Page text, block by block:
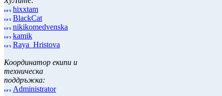
hixxtam
BlackCat
nikikomedvenska
kamik
Raya_Hristova
Координатор екипи и
техническа
поддръжка:
Administrator